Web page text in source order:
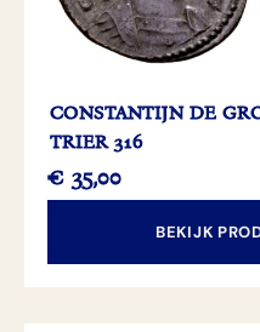
CONSTANTIJN DE
TRIER 316
€ 35,00
BEKIJK